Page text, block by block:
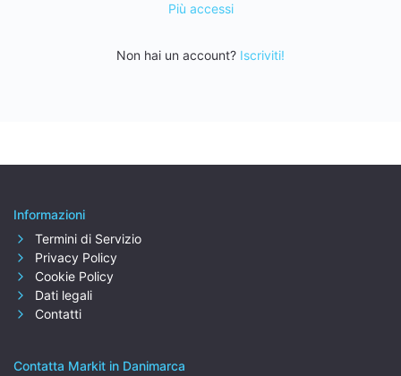
Più accessi
Non hai un account? Iscriviti!
Informazioni
Termini di Servizio
Privacy Policy
Cookie Policy
Dati legali
Contatti
Contatta Markit in Danimarca